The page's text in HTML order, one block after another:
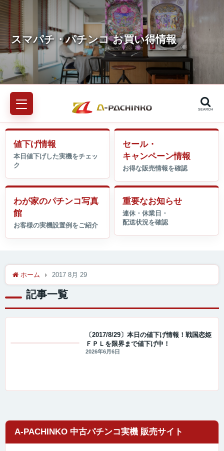
SEARCH
値下げ情報
セール・
キャンペーン情報
わが家のパチンコ写真
館
重要なお知らせ
ホーム 2017 8月 29
記事一覧
〔2017/8/29〕本日の値下げ情報！戦国恋姫
ＦＰＬを限界まで値下げ中！
2026年6月6日
A-PACHINKO 中古パチンコ実機 販売サイト